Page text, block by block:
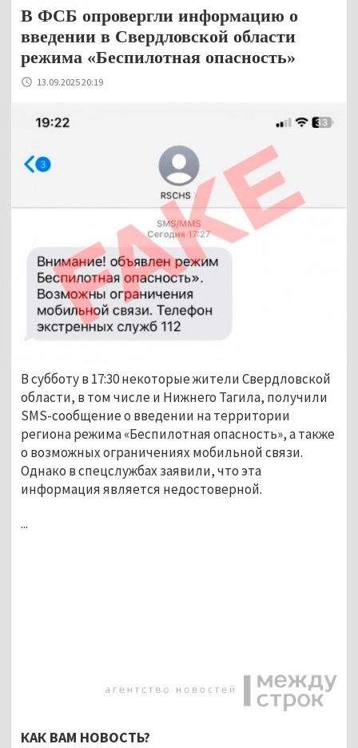
В ФСБ опровергли информацию о
введении в Свердловской области
режима «Беспилотная опасность»
13.09.2025 20:19
В субботу в 17:30 некоторые жители Свердловской
области, в том числе и Нижнего Тагила, получили
SMS-сообщение о введении на территории
региона режима «Беспилотная опасность», а также
о возможных ограничениях мобильной связи.
Однако в спецслужбах заявили, что эта
информация является недостоверной.
...
КАК ВАМ НОВОСТЬ?